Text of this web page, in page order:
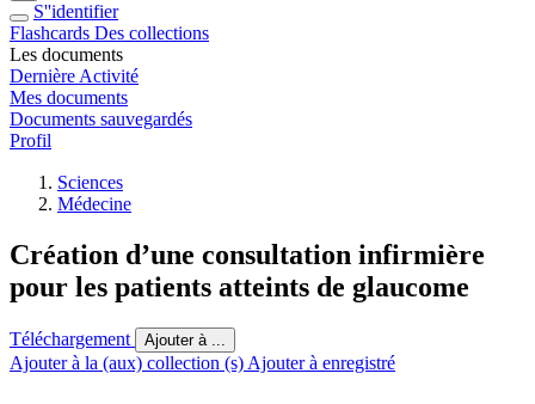
S''identifier
Flashcards Des collections
Les documents
Dernière Activité
Mes documents
Documents sauvegardés
Profil
Sciences
Médecine
Création d’une consultation infirmière
pour les patients atteints de glaucome
Téléchargement Ajouter à ...
Ajouter à la (aux) collection (s) Ajouter à enregistré